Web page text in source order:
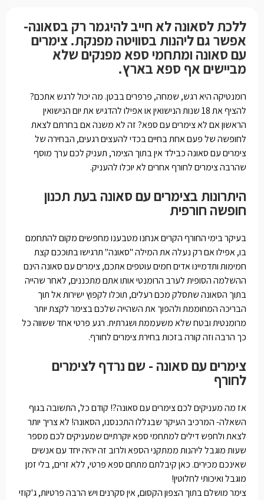
ללכת לסאונה לא חייב להיגמר רק בסאונה-
אפשר גם ליהנות בסוויטה מפנקת. צימרים
עם סאונה ומתחמי ספא מפנקים שלא
מביישים אף ספא בארץ.
רומנטיקה היא רגש, שמחה, פרפרים בבטן. מה יכול לרגש אתכם?
להציף את 18 שנות הנישואין או אפילו להדגיש את יום הנישואין
הראשון אם לא צימרים עם ספא? זה לא משנה אם בחרתם לצאת
לחופשה של פעם אחת בחיים בכדי להעצים רגעים, הבחירה של
צימרים עם סאונה כבילד אין בתוך הצימר, תעניק לכם ערך מוסף
שהרבה צימרים לחורף אחרים לא יוכלו להעניק.
היתרונות בצימרים עם סאונה בעת תכנון
חופשה חורפית
בעיקר בימי החורף הקרים אנחנו מטבענו מחפשים מקום להתחמם
בו, אפילו אם רק נעלה את המילה "סאונה" תרגישו בתוככם קצת
חמימות ותדמיינו אדים חמים עוטפים אתכם, צימרים עם סאונה הינם
ההשלמה הסופית לערב הרומנטי אותו אתם מתכננים, לאחר שהייה
בתוך הסאונה שתסלק מכם רעלים, תוכלו לקפוץ ישירות אל תוך
הבריכה המחוממת ולהפוך את השהייה שלכם בצימר לקצת יותר
מרומנטית ובטח שלא משעממת ושגרתית. רגע פרטי אחד ששווה כל
כך הרבה וזה קורה בזכות בחירת צימרים לחורף.
צימרים עם סאונה - שם נרדף לצימרים
לחורף
אז מה מעניקים לכם צימרים עם סאונה?! קודם כל, התשובה בגוף
השאלה- המרכיב העיקר שבגללו התכנסנו, הסאונה! לא צריך יותר
לצאת ולחפש דילים למתחמי ספא יוקרתיים שמעניקים לכם מספר
שעות מוגבל ליהנות ממתקני הספא ולרוב זה יהיה יחד עם אנשים
שאינכם מכירים. כאן קיבלתם מתחם ספא פרטי, ללא זרים, בלי זמן
מוגבל ואיכותי לחלוטין!
צימר מושלם בתוך הצפון הקסום, אין סקרנים ויש הרבה פרטיות, ג'קוזי